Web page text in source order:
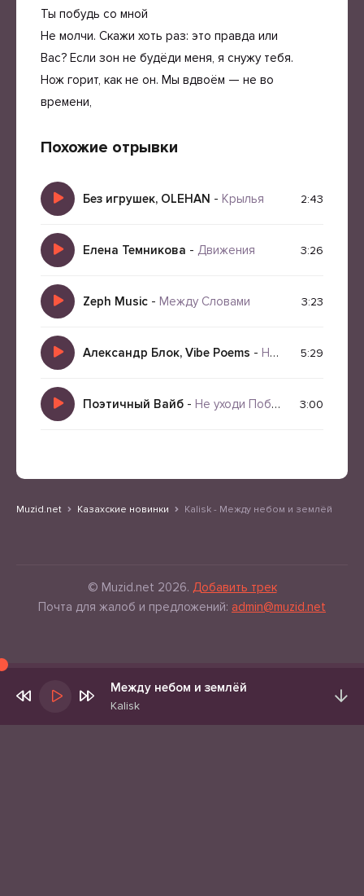
Ты побудь со мной
Не молчи. Скажи хоть раз: это правда или
Вас? Если зон не будёди меня, я снужу тебя.
Нож горит, как не он. Мы вдвоём — не во
времени,
Похожие отрывки
Без игрушек, OLEHAN - Крылья 2:43
Елена Темникова - Движения 3:26
Zeph Music - Между Словами 3:23
Александр Блок, Vibe Poems - Не уходи Побудь со мною 5:29
Поэтичный Вайб - Не уходи Побудь со мною 3:00
Muzid.net Казахские новинки Kalisk - Между небом и землёй
© Muzid.net 2026. Добавить трек
Почта для жалоб и предложений: admin@muzid.net
Между небом и землёй
Kalisk